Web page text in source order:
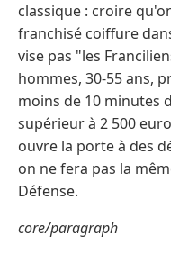
classique : croire
franchisé coiffure
vise pas "les
hommes, 30-55 ans,
moins de 10 minutes
supérieur à 2 500
ouvre la porte à des
on ne fera pas la
Défense.
core/paragraph